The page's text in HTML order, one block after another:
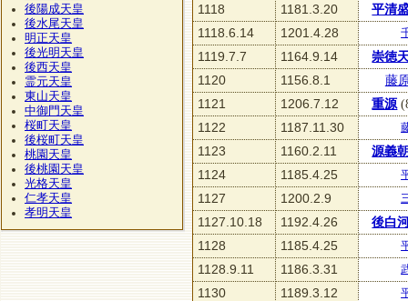
1118
1181.3.20
平清
1118.6.14
1201.4.28
1119.7.7 1164.9.14
崇徳
1120
1156.8.1
藤
1121
1206.7.12 重源
1122
1187.11.30
1123 1160.2.11
源義
1124
1185.4.25
1127 1200.2.9
1127.10.18 1192.4.26
後白
1128
1185.4.25
1128.9.11 1186.3.31
1130 1189.3.12
後陽成天皇
後水尾天皇
明正天皇
後光明天皇
後西天皇
霊元天皇
東山天皇
中御門天皇
桜町天皇
後桜町天皇
桃園天皇
後桃園天皇
光格天皇
仁孝天皇
孝明天皇